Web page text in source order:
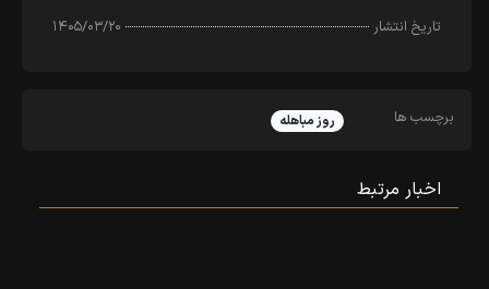
تاریخ انتشار
۱۴۰۵/۰۳/۲۰
برچسب ها روز مباهله
اخبار مرتبط